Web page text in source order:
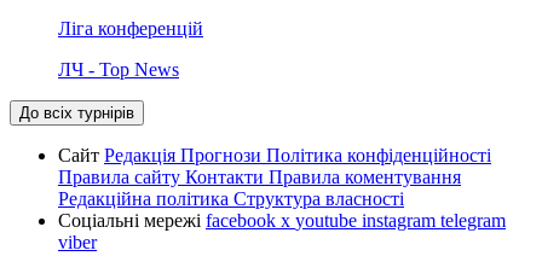
Ліга конференцій
ЛЧ - Top News
До всіх турнірів
Сайт Редакція Прогнози Політика конфіденційності
Правила сайту Контакти Правила коментування
Редакційна політика Структура власності
Соціальні мережі facebook x youtube instagram telegram
viber